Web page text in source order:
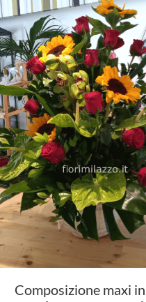
Composizione maxi